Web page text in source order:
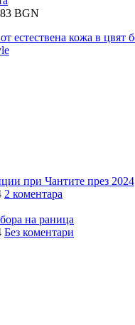
BGN
при Чантите през 2024
2 коментара
на раница
Без коментари